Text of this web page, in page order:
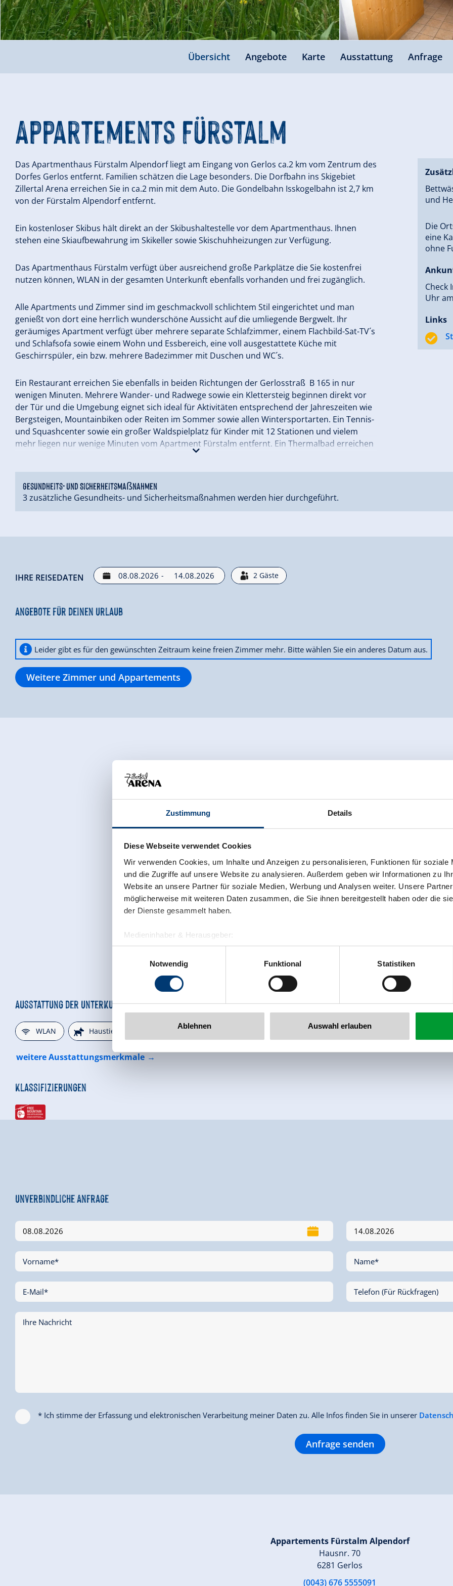
Zustimmung Details
Diese Webseite verwendet Cookies
Wir verwenden Cookies, um Inhalte und Anzeigen zu personalisieren, Funktionen für soziale
und die Zugriffe auf unsere Website zu analysieren. Außerdem geben wir Informationen zu
Website an unsere Partner für soziale Medien, Werbung und Analysen weiter. Unsere
möglicherweise mit weiteren Daten zusammen, die Sie ihnen bereitgestellt haben oder die
der Dienste gesammelt haben.
Medieninhaber & Herausgeber:
Zeller Bergbahnen Zillertal GmbH & Co KG
Rohr 23// A-6280 Zell am Ziller
www.zillertalarena.com
Notwendig
Funktional Statistiken
Ablehnen Auswahl erlauben
Übersicht Angebote Karte Ausstattung Anfrage
Appartements Fürstalm
Das Apartmenthaus Fürstalm Alpendorf liegt am Eingang von Gerlos ca.2 km vom Zentrum des
Dorfes Gerlos entfernt. Familien schätzen die Lage besonders. Die Dorfbahn ins Skigebiet
Zillertal Arena erreichen Sie in ca.2 min mit dem Auto. Die Gondelbahn Isskogelbahn ist 2,7 km
von der Fürstalm Alpendorf entfernt.
Ein kostenloser Skibus hält direkt an der Skibushaltestelle vor dem Apartmenthaus. Ihnen
stehen eine Skiaufbewahrung im Skikeller sowie Skischuhheizungen zur Verfügung.
Das Apartmenthaus Fürstalm verfügt über ausreichend große Parkplätze die Sie kostenfrei
nutzen können, WLAN in der gesamten Unterkunft ebenfalls vorhanden und frei zugänglich.
Alle Apartments und Zimmer sind im geschmackvoll schlichtem Stil eingerichtet und man
genießt von dort eine herrlich wunderschöne Aussicht auf die umliegende Bergwelt. Ihr
geräumiges Apartment verfügt über mehrere separate Schlafzimmer, einem Flachbild-Sat-TV´s
und Schlafsofa sowie einem Wohn und Essbereich, eine voll ausgestattete Küche mit
Geschirrspüler, ein bzw. mehrere Badezimmer mit Duschen und WC´s.
Ein Restaurant erreichen Sie ebenfalls in beiden Richtungen der Gerlosstraß B 165 in nur
wenigen Minuten. Mehrere Wander- und Radwege sowie ein Klettersteig beginnen direkt vor
der Tür und die Umgebung eignet sich ideal für Aktivitäten entsprechend der Jahreszeiten wie
Bergsteigen, Mountainbiken oder Reiten im Sommer sowie allen Wintersportarten. Ein Tennis-
und Squashcenter sowie ein großer Waldspielplatz für Kinder mit 12 Stationen und vielem
mehr liegen nur wenige Minuten vom Apartment Fürstalm entfernt. Ein Thermalbad erreichen
Sie in 35min (31,6km), Mayrhofen liegt 31 min (24,3 km) entfernt, und den Hintertuxer
Wir sprechen Ihre Sprache und freuen uns darauf, Sie bei uns begrüßen zu dürfen!
und
Die
eine
ohne
Check
Uhr
Links
Gesundheits- und Sicherheitsmaßnahmen
3 zusätzliche Gesundheits- und Sicherheitsmaßnahmen werden hier durchgeführt.
IHRE REISEDATEN - 2 Gäste
Angebote für deinen Urlaub
Leider gibt es für den gewünschten Zeitraum keine freien Zimmer mehr. Bitte wählen Sie ein anderes Datum aus.
Weitere Zimmer und Appartements
Ausstattung der Unterkunft
🜉WLAN 🔮Haustiere erlaubt 🐈Parkplatz
weitere Ausstattungsmerkmale
Klassifizierungen
Unverbindliche Anfrage
Vorname* Name*
E-Mail* Telefon (Für Rückfragen)
Ihre Nachricht
* Ich stimme der Erfassung und elektronischen Verarbeitung meiner Daten zu. Alle Infos finden Sie in unserer
Anfrage senden
Appartements Fürstalm Alpendorf
Hausnr. 70
6281 Gerlos
(0043) 676 5555091